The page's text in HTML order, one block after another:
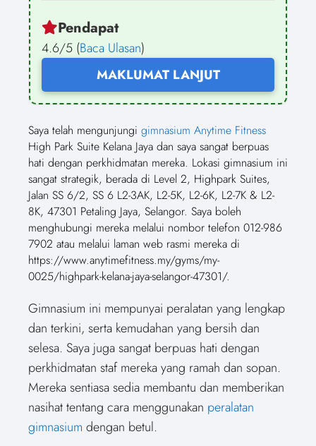
Pendapat
4.6/5 (Baca Ulasan)
MAKLUMAT LANJUT
Saya telah mengunjungi gimnasium Anytime Fitness
High Park Suite Kelana Jaya dan saya sangat berpuas
hati dengan perkhidmatan mereka. Lokasi gimnasium ini
sangat strategik, berada di Level 2, Highpark Suites,
Jalan SS 6/2, SS 6 L2-3AK, L2-5K, L2-6K, L2-7K & L2-
8K, 47301 Petaling Jaya, Selangor. Saya boleh
menghubungi mereka melalui nombor telefon 012-986
7902 atau melalui laman web rasmi mereka di
https://www.anytimefitness.my/gyms/my-
0025/highpark-kelana-jaya-selangor-47301/.
Gimnasium ini mempunyai peralatan yang lengkap
dan terkini, serta kemudahan yang bersih dan
selesa. Saya juga sangat berpuas hati dengan
perkhidmatan staf mereka yang ramah dan sopan.
Mereka sentiasa sedia membantu dan memberikan
nasihat tentang cara menggunakan peralatan
gimnasium dengan betul.